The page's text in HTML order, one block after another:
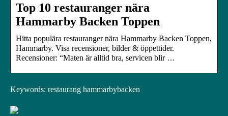
Top 10 restauranger nära
Hammarby Backen Toppen
Hitta populära restauranger nära Hammarby Backen Toppen,
Hammarby. Visa recensioner, bilder & öppettider.
Recensioner: “Maten är alltid bra, servicen blir …
Keywords: restaurang hammarbybacken